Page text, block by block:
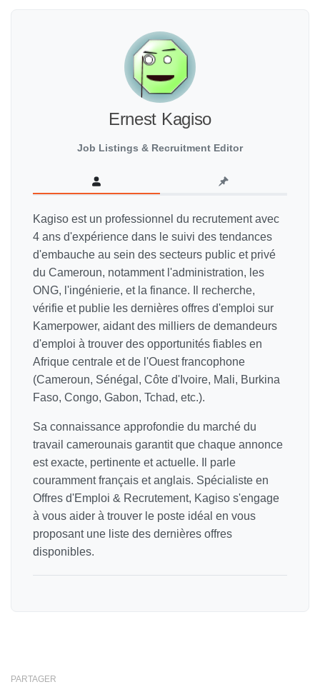
Ernest Kagiso
Job Listings & Recruitment Editor
Kagiso est un professionnel du recrutement avec
4 ans d'expérience dans le suivi des tendances
d'embauche au sein des secteurs public et privé
du Cameroun, notamment l'administration, les
ONG, l'ingénierie, et la finance. Il recherche,
vérifie et publie les dernières offres d'emploi sur
Kamerpower, aidant des milliers de demandeurs
d'emploi à trouver des opportunités fiables en
Afrique centrale et de l'Ouest francophone
(Cameroun, Sénégal, Côte d'Ivoire, Mali, Burkina
Faso, Congo, Gabon, Tchad, etc.).
Sa connaissance approfondie du marché du
travail camerounais garantit que chaque annonce
est exacte, pertinente et actuelle. Il parle
couramment français et anglais. Spécialiste en
Offres d'Emploi & Recrutement, Kagiso s'engage
à vous aider à trouver le poste idéal en vous
proposant une liste des dernières offres
disponibles.
PARTAGER